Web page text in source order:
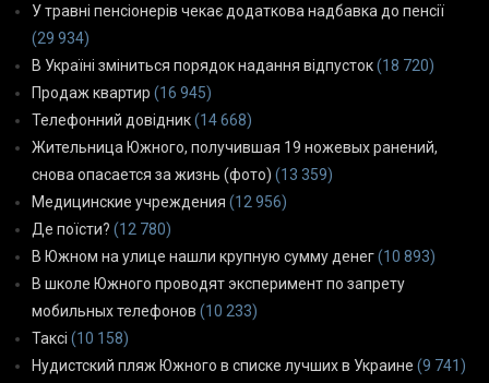
У травні пенсіонерів чекає додаткова надбавка до пенсії
(29 934)
В Україні зміниться порядок надання відпусток(18 720)
Продаж квартир (16 945)
Телефонний довідник(14 668)
Жительница Южного, получившая 19 ножевых ранений,
снова опасается за жизнь (фото) (13 359)
Медицинские учреждения (12 956)
Де поїсти? (12 780)
В Южном на улице нашли крупную сумму денег(10 893)
В школе Южного проводят эксперимент по запрету
мобильных телефонов (10 233)
Таксі (10 158)
Нудистский пляж Южного в списке лучших в Украине (9 741)